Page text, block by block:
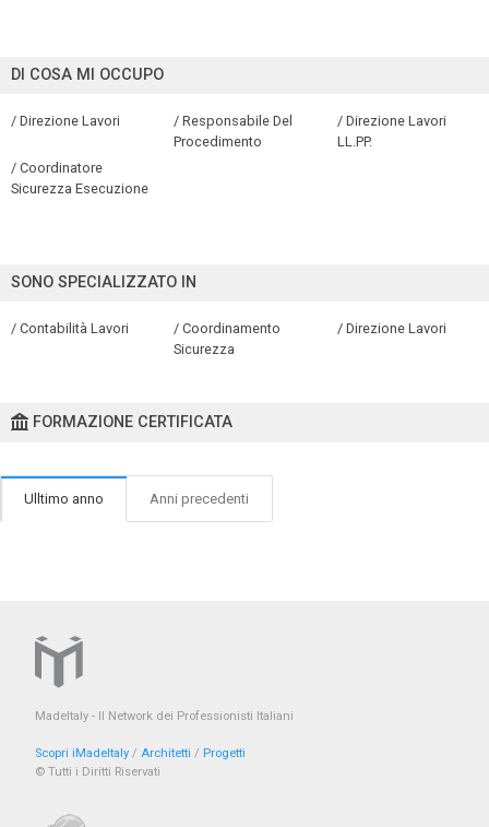
DI COSA MI OCCUPO
/ Direzione Lavori
/ Responsabile Del
Procedimento
/ Direzione Lavori
LL.PP.
/ Coordinatore
Sicurezza Esecuzione
SONO SPECIALIZZATO IN
/ Contabilità Lavori
/ Coordinamento
Sicurezza
/ Direzione Lavori
FORMAZIONE CERTIFICATA
Ulltimo anno Anni precedenti
MadeItaly - Il Network dei Professionisti Italiani
Scopri iMadeItaly / Architetti / Progetti
© Tutti i Diritti Riservati